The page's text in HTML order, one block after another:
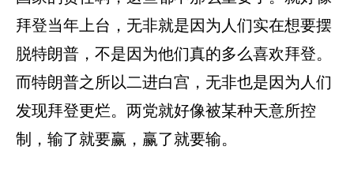
拜登当年上台，无非就是因为人们实在想要摆
脱特朗普，不是因为他们真的多么喜欢拜登。
而特朗普之所以二进白宫，无非也是因为人们
发现拜登更烂。两党就好像被某种天意所控
制，输了就要赢，赢了就要输。